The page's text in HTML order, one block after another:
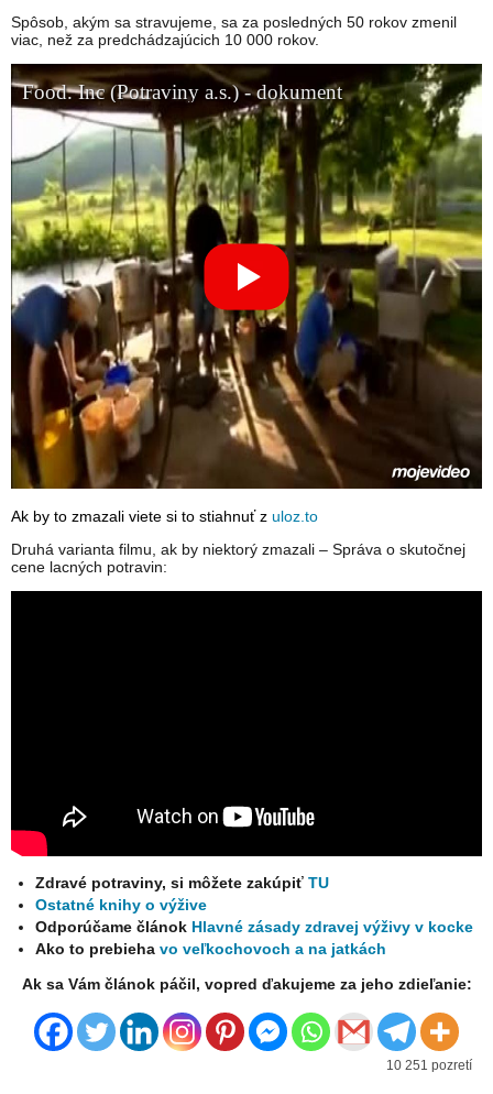
Spôsob, akým sa stravujeme, sa za posledných 50 rokov zmenil
viac, než za predchádzajúcich 10 000 rokov.
Ak by to zmazali viete si to stiahnuť z uloz.to
Druhá varianta filmu, ak by niektorý zmazali – Správa o skutočnej
cene lacných potravin:
Zdravé potraviny, si môžete zakúpiťTU
Ostatné knihy o výžive
Odporúčame článok Hlavné zásady zdravej výživy v kocke
Ako to prebiehavo veľkochovoch a na jatkách
Ak sa Vám článok páčil, vopred ďakujeme za jeho zdieľanie:
10 251 pozretí